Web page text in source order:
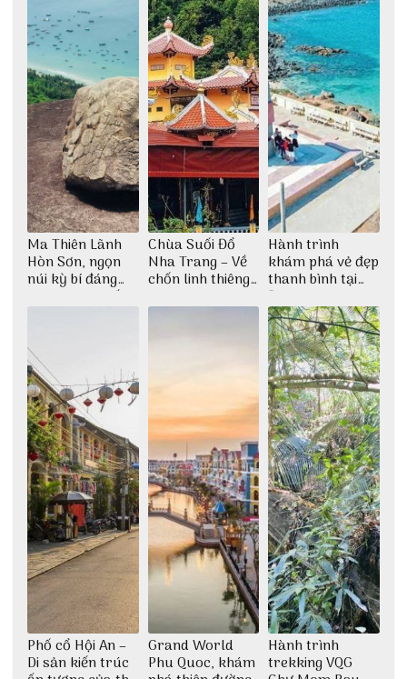
Ma Thiên Lãnh
Hòn Sơn, ngọn
núi kỳ bí đáng
khám phá nhất
Chùa Suối Đổ
Nha Trang – Về
chốn linh thiêng
thiền định
Hành trình
khám phá vẻ đẹp
thanh bình tại
Đảo Phú Quý
Phố cổ Hội An –
Di sản kiến trúc
Grand World
Phu Quoc, khám
Hành trình
trekking VQG